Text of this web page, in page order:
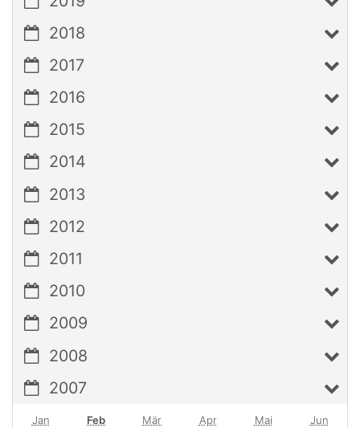
2018
2017
2016
2015
2014
2013
2012
2011
2010
2009
2008
2007
Jan Feb Mär Apr Mai Jun